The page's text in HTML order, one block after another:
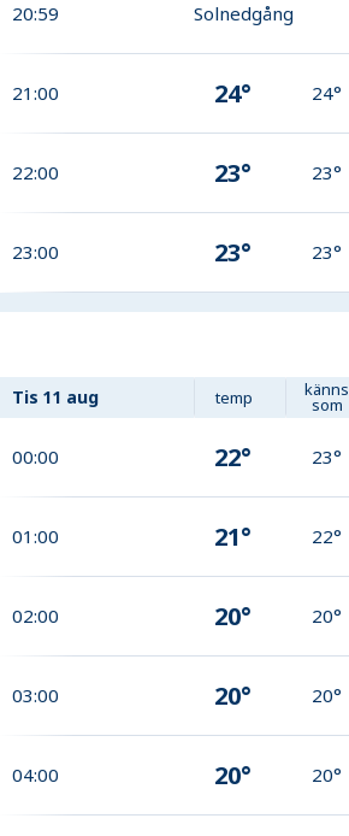
20:59 Solnedgång
21:00 24° 24°
22:00 23° 23°
23:00 23° 23°
Tis 11 aug temp känns
som
00:00 22° 23°
01:00 21° 22°
02:00 20° 20°
03:00 20° 20°
04:00 20° 20°